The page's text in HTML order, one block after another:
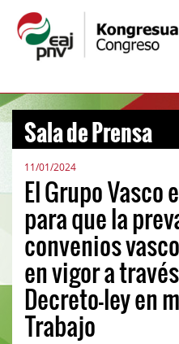
Sala de Prensa
11/01/2024
El Grupo
para que la
convenios
en vigor a
Decreto-ley en
Trabajo